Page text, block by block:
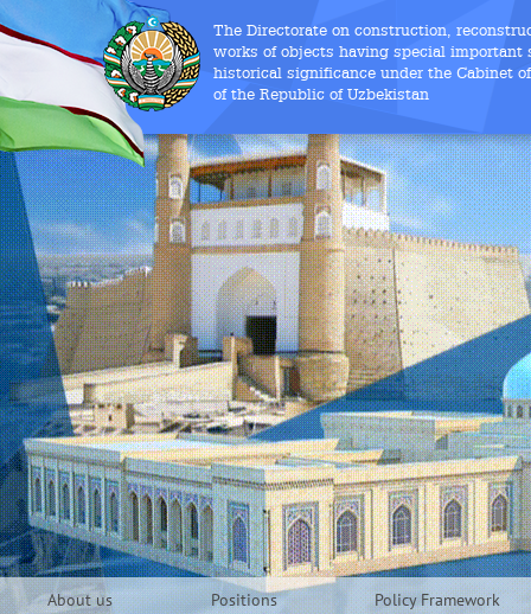
The Directorate on construction,
works of objects having special important
historical significance under the Cabinet
of the Republic of Uzbekistan
About us Positions Policy Framework